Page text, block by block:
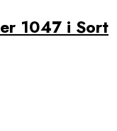
1047 i Sort